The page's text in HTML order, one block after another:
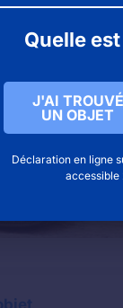
Quelle
J'AI TROUVÉ
UN OBJET
Déclaration en ligne
accessible